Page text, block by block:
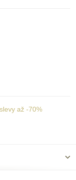
až -70%